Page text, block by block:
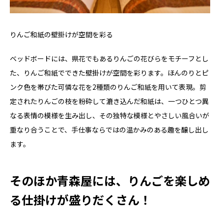
りんご和紙の壁掛けが空間を彩る
ベッドボードには、県花でもあるりんごの花びらをモチーフとし
た、りんご和紙でできた壁掛けが空間を彩ります。ほんのりとピ
ンク色を帯びた可憐な花を2種類のりんご和紙を用いて表現。剪
定されたりんごの枝を粉砕して漉き込んだ和紙は、一つひとつ異
なる表情の模様を生み出し、その独特な模様とやさしい風合いが
重なり合うことで、手仕事ならではの温かみのある趣を醸し出し
ます。
そのほか青森屋には、りんごを楽しめ
る仕掛けが盛りだくさん！